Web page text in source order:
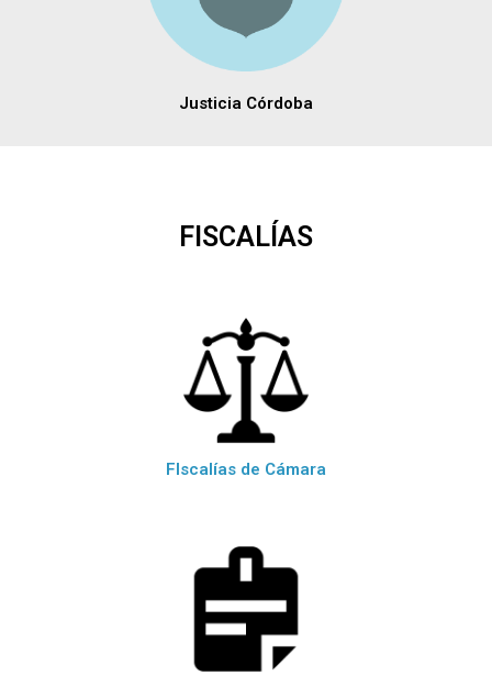
Justicia Córdoba
FISCALÍAS
FIscalías de Cámara